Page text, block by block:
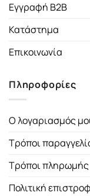
Εγγραφή B2B
Κατάστημα
Επικοινωνία
Πληροφορίες
Ο λογαριασμός
Τρόποι
Τρόποι πληρωμής
Πολιτική